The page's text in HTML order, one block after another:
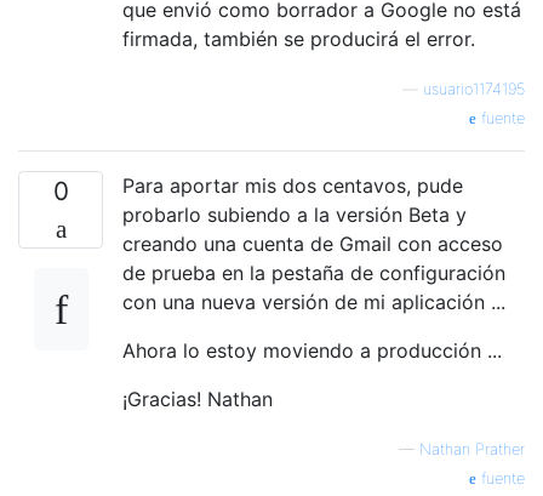
que envió como borrador a Google no está
firmada, también se producirá el error.
usuario1174195
fuente
0
Para aportar mis dos centavos, pude
probarlo subiendo a la versión Beta y
creando una cuenta de Gmail con acceso
de prueba en la pestaña de configuración
con una nueva versión de mi aplicación ...
Ahora lo estoy moviendo a producción ...
¡Gracias! Nathan
— Nathan Prather
fuente